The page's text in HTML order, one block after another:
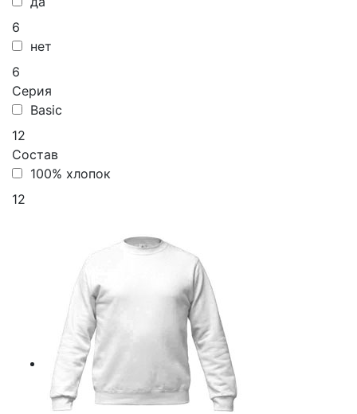
6
нет
6
Серия
Basic
12
Состав
100% хлопок
12